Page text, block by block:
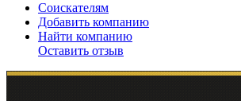
Соискателям
Добавить компанию
Найти компанию
Оставить отзыв